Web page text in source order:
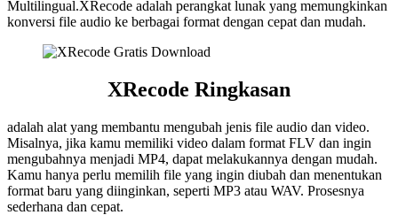
Multilingual.XRecode adalah perangkat lunak yang memungkinkan
konversi file audio ke berbagai format dengan cepat dan mudah.
XRecode Ringkasan
adalah alat yang membantu mengubah jenis file audio dan video.
Misalnya, jika kamu memiliki video dalam format FLV dan ingin
mengubahnya menjadi MP4, dapat melakukannya dengan mudah.
Kamu hanya perlu memilih file yang ingin diubah dan menentukan
format baru yang diinginkan, seperti MP3 atau WAV. Prosesnya
sederhana dan cepat.